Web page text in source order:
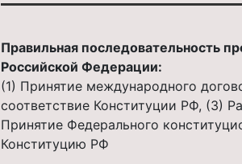
Правильная последовательность
Российской Федерации:
(1) Принятие международного
соответствие Конституции РФ, (3)
Принятие Федерального
Конституцию РФ